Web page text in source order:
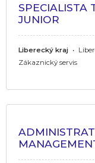
SPECIALISTA
JUNIOR
Liberecký kraj •
Zákaznický servis